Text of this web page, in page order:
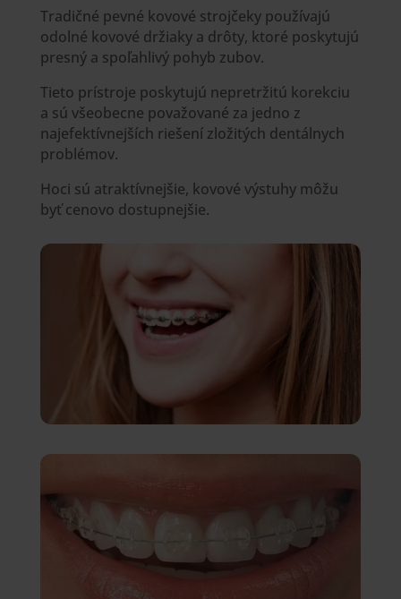
Tradičné pevné kovové strojčeky používajú
odolné kovové držiaky a drôty, ktoré poskytujú
presný a spoľahlivý pohyb zubov.
Tieto prístroje poskytujú nepretržitú korekciu
a sú všeobecne považované za jedno z
najefektívnejších riešení zložitých dentálnych
problémov.
Hoci sú atraktívnejšie, kovové výstuhy môžu
byť cenovo dostupnejšie.